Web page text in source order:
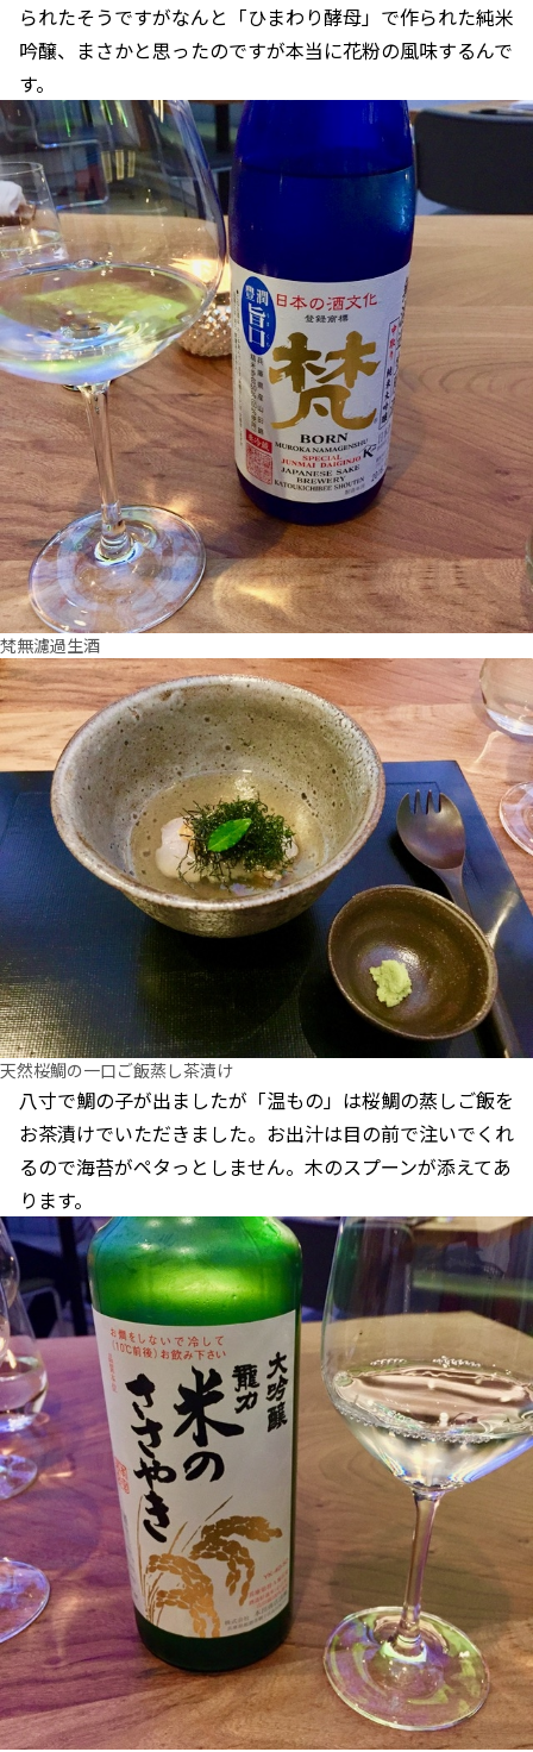
られたそうですがなんと「ひまわり酵母」で作られた純米
吟醸、まさかと思ったのですが本当に花粉の風味するんで
す。
梵無濾過生酒
天然桜鯛の一口ご飯蒸し茶漬け
八寸で鯛の子が出ましたが「温もの」は桜鯛の蒸しご飯を
お茶漬けでいただきました。お出汁は目の前で注いでくれ
るので海苔がペタっとしません。木のスプーンが添えてあ
ります。